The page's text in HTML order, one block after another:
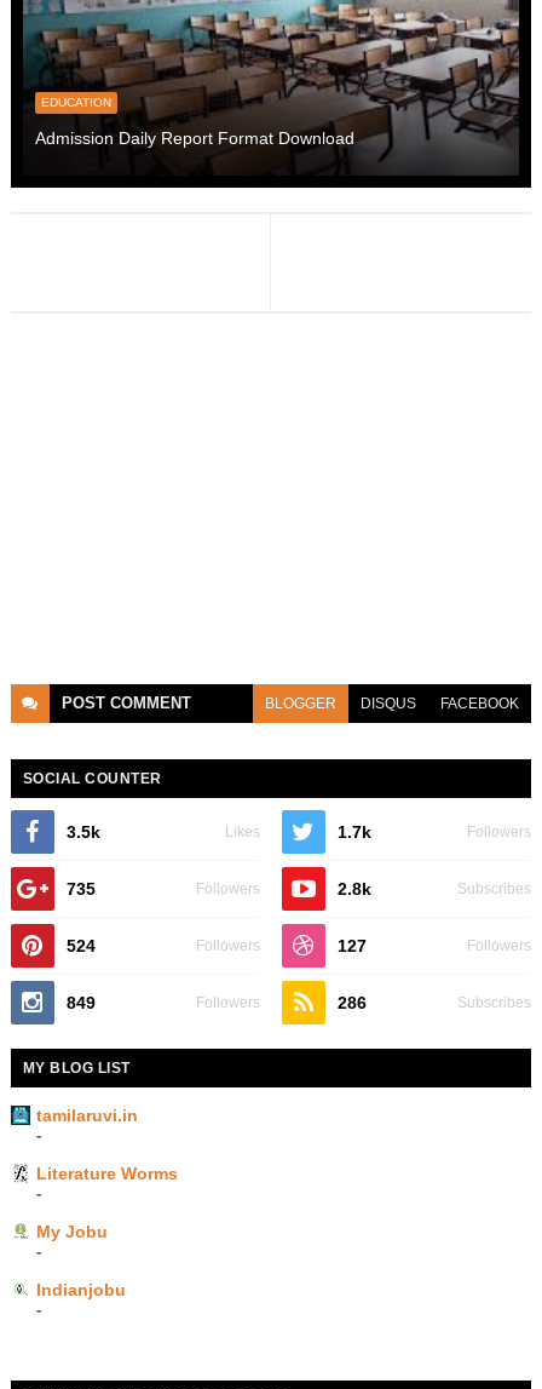
EDUCATION
Admission Daily Report Format Download
POST COMMENT BLOGGER DISQUS FACEBOOK
SOCIAL COUNTER
3.5k Likes 1.7k Followers
735 Followers 2.8k Subscribes
524 Followers 127 Followers
849 Followers 286 Subscribes
MY BLOG LIST
tamilaruvi.in
-
Literature Worms
-
My Jobu
-
Indianjobu
-